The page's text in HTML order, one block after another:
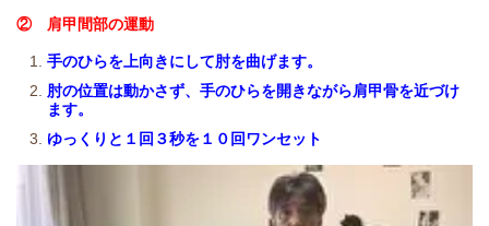
② 肩甲間部の運動
手のひらを上向きにして肘を曲げます。
肘の位置は動かさず、手のひらを開きながら肩甲骨を近づけ
ます。
ゆっくりと１回３秒を１０回ワンセット